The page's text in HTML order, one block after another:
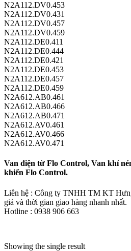
N2A112.DV0.453
N2A112.DV0.431
N2A112.DV0.457
N2A112.DV0.459
N2A112.DE0.411
N2A112.DE0.444
N2A112.DE0.421
N2A112.DE0.453
N2A112.DE0.457
N2A112.DE0.459
N2A612.AB0.461
N2A612.AB0.466
N2A612.AB0.471
N2A612.AV0.461
N2A612.AV0.466
N2A612.AV0.471
Van điện từ Flo Control, Van khí
khiển Flo Control.
Liên hệ : Công ty TNHH TM KT
giá và thời gian giao hàng nhanh nhất.
Hotline : 0938 906 663
Showing the single result